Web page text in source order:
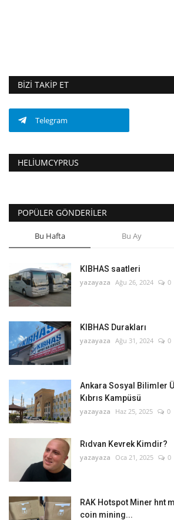
BIZI TAKIP ET
Telegram
HELIUMCYPRUS
POPÜLER GÖNDERILER
Bu Hafta Bu Ay
KIBHAS saatleri
yazayaza Ağu 26, 2024 0
KIBHAS Durakları
yazayaza Ağu 31, 2024 0
Ankara Sosyal Bilimler
Kıbrıs Kampüsü
yazayaza Haz 25, 2025 0
Rıdvan Kevrek Kimdir?
yazayaza Oca 21, 2025 0
RAK Hotspot Miner hnt
coin mining...